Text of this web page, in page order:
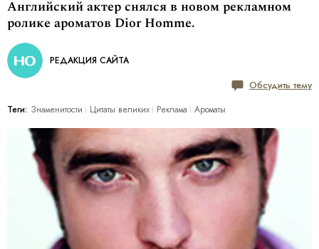
Английский актер снялся в новом рекламном
ролике ароматов Dior Homme.
РЕДАКЦИЯ САЙТА
Обсудить тему
Теги: Знаменитости Цитаты великих Реклама Ароматы